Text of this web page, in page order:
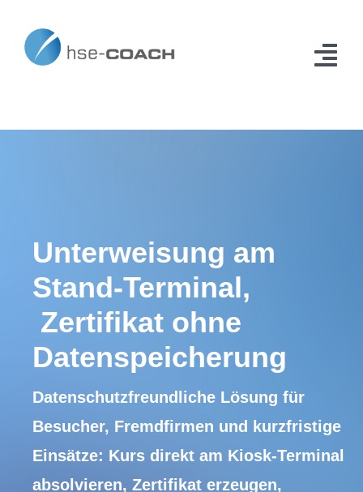
Inhalt
springen
Unterweisung am
Stand‑Terminal,
Zertifikat ohne
Datenspeicherung
Datenschutzfreundliche Lösung für
Besucher, Fremdfirmen und kurzfristige
Einsätze: Kurs direkt am Kiosk‑Terminal
absolvieren, Zertifikat erzeugen,